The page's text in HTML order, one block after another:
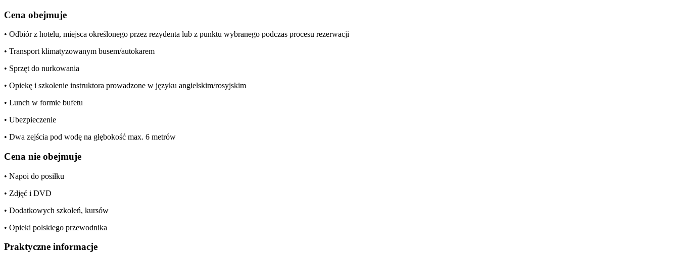
Cena obejmuje
• Odbiór z hotelu, miejsca określonego przez rezydenta lub z punktu wybranego podczas procesu rezerwacji
• Transport klimatyzowanym busem/autokarem
• Sprzęt do nurkowania
• Opiekę i szkolenie instruktora prowadzone w języku angielskim/rosyjskim
• Lunch w formie bufetu
• Ubezpieczenie
• Dwa zejścia pod wodę na głębokość max. 6 metrów
Cena nie obejmuje
• Napoi do posiłku
• Zdjęć i DVD
• Dodatkowych szkoleń, kursów
• Opieki polskiego przewodnika
Praktyczne informacje